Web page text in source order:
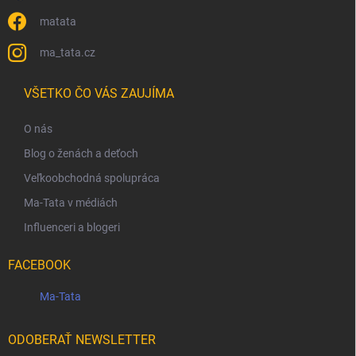
matata
ma_tata.cz
VŠETKO ČO VÁS ZAUJÍMA
O nás
Blog o ženách a deťoch
Veľkoobchodná spolupráca
Ma-Tata v médiách
Influenceri a blogeri
FACEBOOK
Ma-Tata
ODOBERAŤ NEWSLETTER